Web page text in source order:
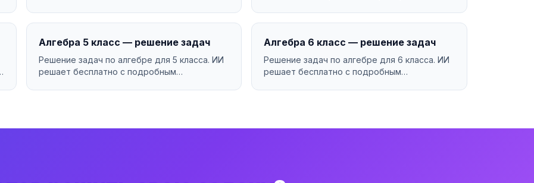
Алгебра 5 класс — решение задач
Решение задач по алгебре для 5 класса. ИИ
решает бесплатно с подробным
Алгебра 6 класс — решение задач
Решение задач по алгебре для 6 класса. ИИ
решает бесплатно с подробным